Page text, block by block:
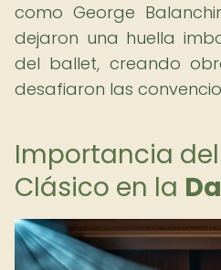
como George
dejaron una huella
del ballet, creando
desafiaron las
Importancia
Clásico en la